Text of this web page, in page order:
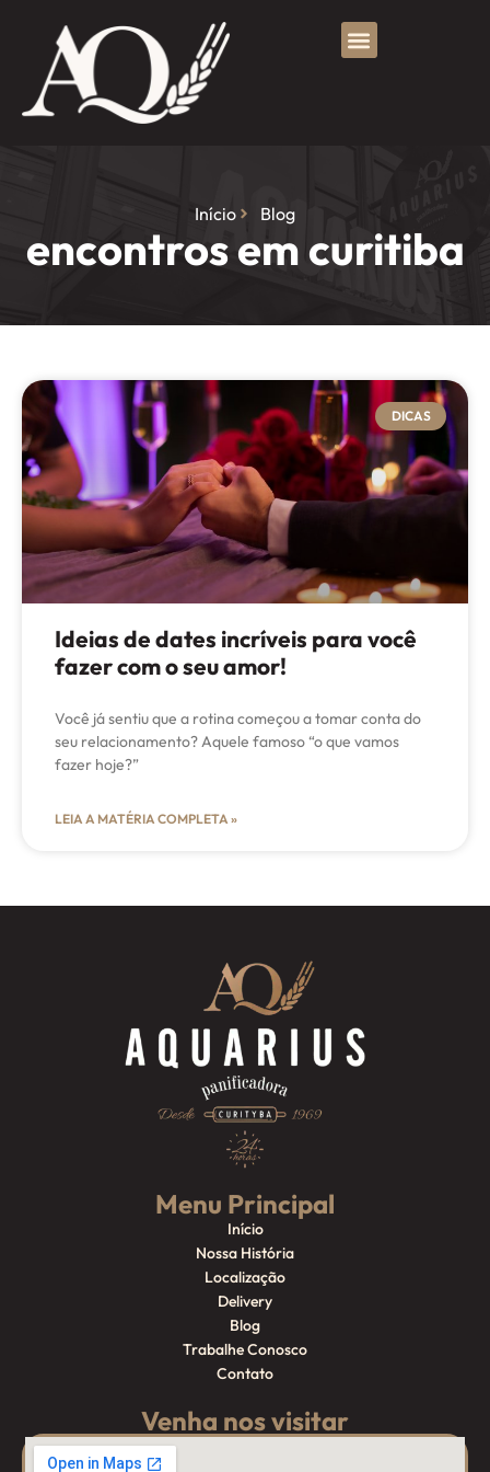
Início Blog
encontros em curitiba
DICAS
Ideias de dates incríveis para você
fazer com o seu amor!
Você já sentiu que a rotina começou a tomar conta do
seu relacionamento? Aquele famoso “o que vamos
fazer hoje?”
LEIA A MATÉRIA COMPLETA »
Menu Principal
Início
Nossa História
Localização
Delivery
Blog
Trabalhe Conosco
Contato
Venha nos visitar